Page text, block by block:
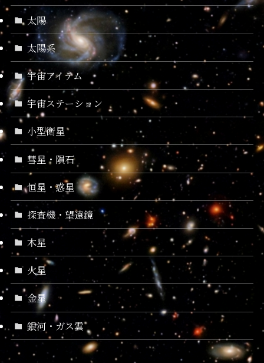
太陽
太陽系
宇宙アイテム
宇宙ステーション
小型衛星
彗星・隕石
恒星・惑星
探査機・望遠鏡
木星
火星
金星
銀河・ガス雲